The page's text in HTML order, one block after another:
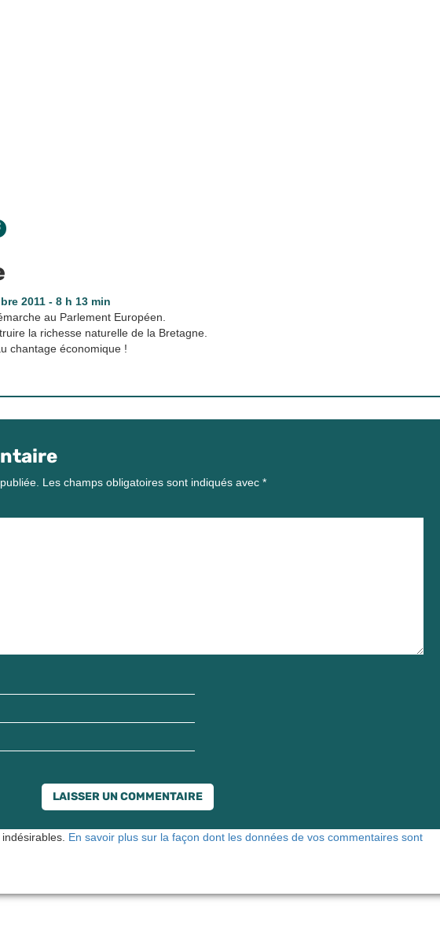
2011 - 8 h 13 min
au Parlement Européen.
la richesse naturelle de la Bretagne.
chantage économique !
Les champs obligatoires sont indiqués avec *
En savoir plus sur la façon dont les données de vos commentaires sont